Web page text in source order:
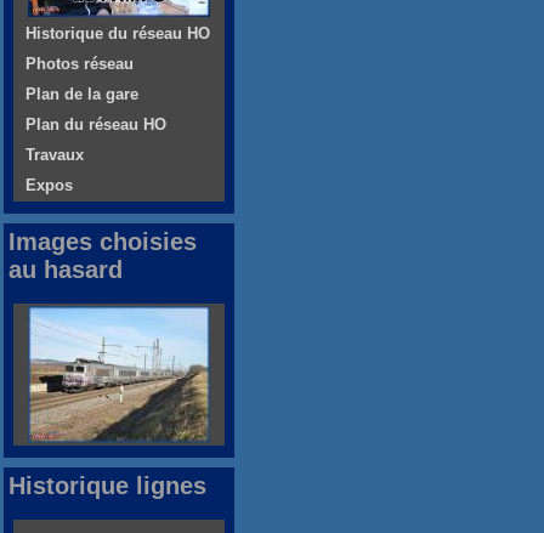
Historique du réseau HO
Photos réseau
Plan de la gare
Plan du réseau HO
Travaux
Expos
Images choisies
au hasard
Historique lignes